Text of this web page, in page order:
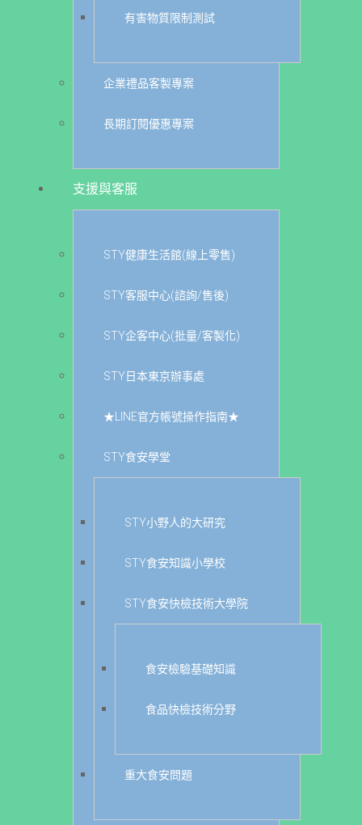
有害物質限制測試
企業禮品客製專案
長期訂閱優惠專案
支援與客服
STY健康生活館(線上零售)
STY客服中心(諮詢/售後)
STY企客中心(批量/客製化)
STY日本東京辦事處
★LINE官方帳號操作指南★
STY食安學堂
STY小野人的大研究
STY食安知識小學校
STY食安快檢技術大學院
食安檢驗基礎知識
食品快檢技術分野
重大食安問題